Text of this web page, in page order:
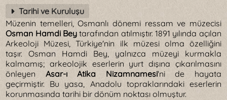
Tarihi ve Kuruluşu
Müzenin temelleri, Osmanlı dönemi ressam ve müzecisi
Osman Hamdi Beytarafından atılmıştır. 1891 yılında açılan
Arkeoloji Müzesi, Türkiye'nin ilk müzesi olma özelliğini
taşır. Osman Hamdi Bey, yalnızca müzeyi kurmakla
kalmamış; arkeolojik eserlerin yurt dışına çıkarılmasını
önleyen Asar-ı Atika Nizamnamesi'ni de hayata
geçirmiştir. Bu yasa, Anadolu topraklarındaki eserlerin
korunmasında tarihi bir dönüm noktası olmuştur.